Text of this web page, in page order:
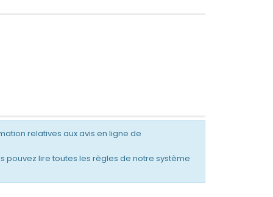
relatives aux avis en ligne de
pouvez lire toutes les règles de notre système